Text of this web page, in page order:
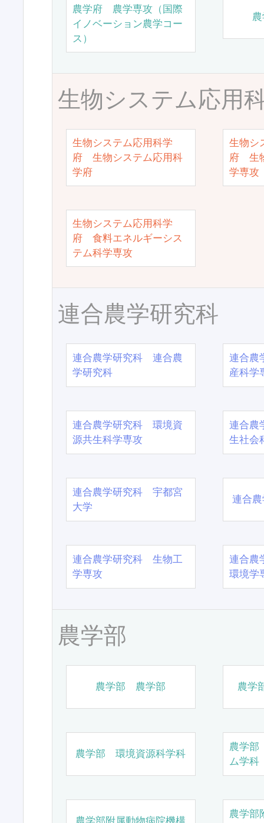
農学府 農学専攻（国際
イノベーション農学コー
ス）
生物システム応用
生物システム応用科学
府 生物システム応用科
学府
生物シ
府 生
学専攻
生物システム応用科学
府 食料エネルギーシス
テム科学専攻
連合農学研究科
連合農学研究科 連合農
学研究科
連合農
産科学
連合農学研究科 環境資
源共生科学専攻
連合農
生社会
連合農学研究科 宇都宮
大学
連合
連合農学研究科 生物工
学専攻
連合農
環境学
農学部
農学部 農学部 農学
農学部 環境資源科学科
農学
ム学科
農学部